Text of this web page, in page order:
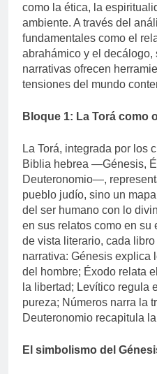
como la ética, la
ambiente. A través del
fundamentales como el
abrahámico y el decálogo,
narrativas ofrecen
tensiones del mundo
Bloque 1: La Torá como
La Torá, integrada por los
Biblia hebrea —Génesis,
Deuteronomio—,
pueblo judío, sino un
del ser humano con lo
en sus relatos como en su
de vista literario, cada
narrativa: Génesis explica
del hombre; Éxodo relata
la libertad; Levítico regula
pureza; Números narra la
Deuteronomio recapitula
El simbolismo del